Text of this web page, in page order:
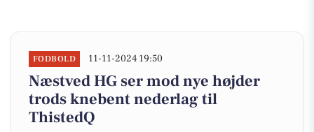
FODBOLD 11-11-2024 19:50
Næstved HG ser mod nye højder
trods knebent nederlag til
ThistedQ